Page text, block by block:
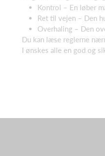
Kontrol – En løber
Ret til vejen – Den
Overhaling – Den
Du kan læse reglerne
I ønskes alle en god og